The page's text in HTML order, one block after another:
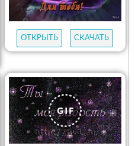
ОТКРЫТЬ СКАЧАТЬ